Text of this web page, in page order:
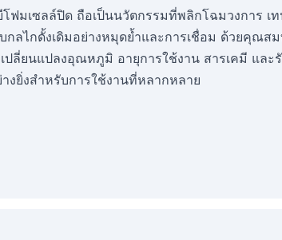
ฟมเซลล์ปิด ถือเป็นนวัตกรรมที่พลิกโฉมวงการ เ
ลไกดั้งเดิมอย่างหมุดย้ำและการเชื่อม ด้วยคุณส
ลี่ยนแปลงอุณหภูมิ อายุการใช้งาน สารเคมี และรั
งยิ่งสำหรับการใช้งานที่หลากหลาย